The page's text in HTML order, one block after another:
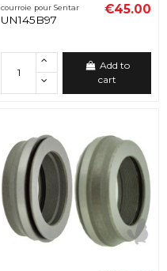
courroie pour Sentar
UN145B97
€45.00
Add to
cart